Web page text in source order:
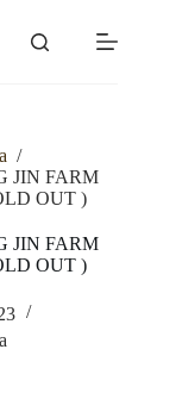
/
JIN FARM
OUT )
JIN FARM
OUT )